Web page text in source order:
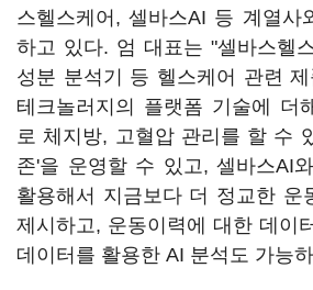
스헬스케어, 셀바스AI 등 계열사
하고 있다. 엄 대표는 "셀바스헬
성분 분석기 등 헬스케어 관련 제
테크놀러지의 플랫폼 기술에 더
로 체지방, 고혈압 관리를 할 수
존'을 운영할 수 있고, 셀바스AI
활용해서 지금보다 더 정교한 운
제시하고, 운동이력에 대한 데이
데이터를 활용한 AI 분석도 가능